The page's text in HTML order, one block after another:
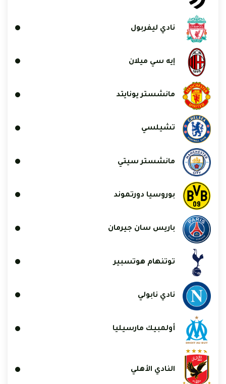
نادي ليفربول
إيه سي ميلان
مانشستر يونايتد
تشيلسي
مانشستر سيتي
بوروسيا دورتموند
باريس سان جيرمان
توتنهام هوتسبير
نادي نابولي
أولمبيك مارسيليا
النادي الأهلي